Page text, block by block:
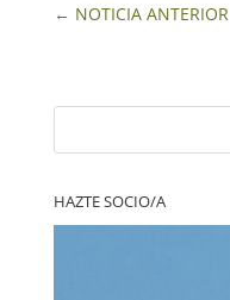
← NOTICIA ANTERIOR
HAZTE SOCIO/A